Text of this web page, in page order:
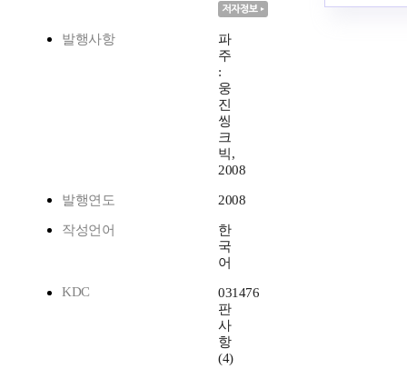
발행사항
파
주
:
웅
진
씽
크
빅,
2008
발행연도 2008
작성언어
한
국
어
KDC
031476
판
사
항
(4)